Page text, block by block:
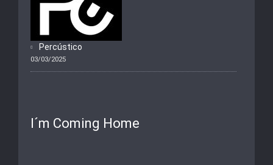
Percústico
03/03/2025
I´m Coming Home